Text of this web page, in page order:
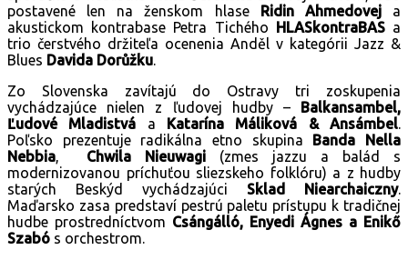
postavené len na ženskom hlase Ridin Ahmedoveja
akustickom kontrabase Petra Tichého HLASkontraBASa
trio čerstvého držiteľa ocenenia Anděl v kategórii Jazz &
Blues Davida Dorůžku.
Zo Slovenska zavítajú do Ostravy tri zoskupenia
vychádzajúce nielen z ľudovej hudby – Balkansambel,
Ľudové Mladistvá a Katarína Máliková & Ansámbel.
Poľsko prezentuje radikálna etno skupina Banda Nella
Nebbia, Chwila Nieuwagi (zmes jazzu a balád s
modernizovanou príchuťou sliezskeho folklóru) a z hudby
starých Beskýd vychádzajúci Sklad Niearchaiczny.
Maďarsko zasa predstaví pestrú paletu prístupu k tradičnej
hudbe prostredníctvom Csángálló, Enyedi Ágnes a Enikő
Szabó s orchestrom.